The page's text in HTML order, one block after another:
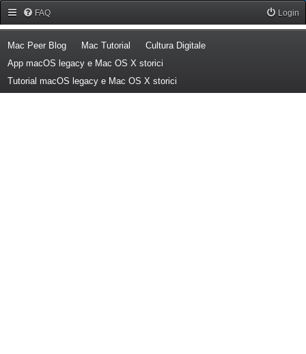
FAQ Login
Mac Peer Blog(Opens a new tab)
Mac Tutorial (Opens a new tab)
Cultura Digitale(Opens a new tab)
App macOS legacy e Mac OS X storici
Tutorial macOS legacy e Mac OS X storici